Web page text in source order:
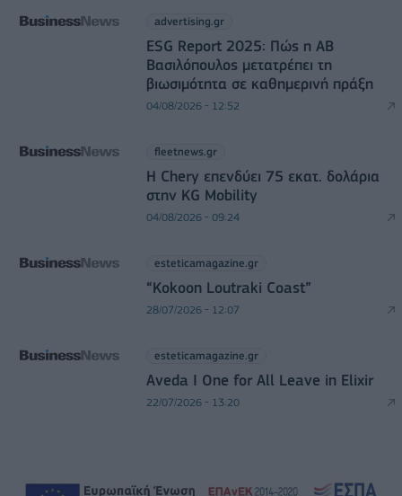
advertising.gr
ESG Report 2025: Πώς η ΑΒ
Βασιλόπουλος μετατρέπει τη
βιωσιμότητα σε καθημερινή πράξη
04/08/2026 - 12:52
fleetnews.gr
Η Chery επενδύει 75 εκατ. δολάρια
στην KG Mobility
04/08/2026 - 09:24
esteticamagazine.gr
“Kokoon Loutraki Coast”
28/07/2026 - 12:07
esteticamagazine.gr
Aveda I One for All Leave in Elixir
22/07/2026 - 13:20